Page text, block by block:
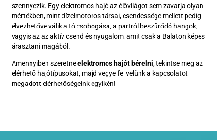
szennyezik. Egy elektromos hajó az élővilágot sem zavarja olyan
mértékben, mint dízelmotoros társai, csendessége mellett pedig
élvezhetővé válik a tó csobogása, a partról beszűrődő hangok,
vagyis az az aktív csend és nyugalom, amit csak a Balaton képes
árasztani magából.
Amennyiben szeretneelektromos hajót bérelni, tekintse meg az
elérhető hajótípusokat, majd vegye fel velünk a kapcsolatot
megadott elérhetőségeinkegyikén!